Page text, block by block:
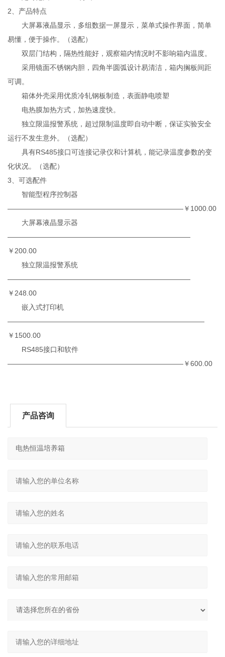
2、产品特点
大屏幕液晶显示，多组数据一屏显示，菜单式操作界面，简单
易懂，便于操作。（选配）
双层门结构，隔热性能好，观察箱内情况时不影响箱内温度。
采用镜面不锈钢内胆，四角半圆弧设计易清洁，箱内搁板间距
可调。
箱体外壳采用优质冷轧钢板制造，表面静电喷塑
电热膜加热方式，加热速度快。
独立限温报警系统，超过限制温度即自动中断，保证实验安全
运行不发生意外。（选配）
具有RS485接口可连接记录仪和计算机，能记录温度参数的变
化状况。（选配）
3、可选配件
智能型程序控制器
—————————————————————————￥1000.00
大屏幕液晶显示器
——————————————————————————
￥200.00
独立限温报警系统
——————————————————————————
￥248.00
嵌入式打印机
————————————————————————————
￥1500.00
RS485接口和软件
—————————————————————————￥600.00
产品咨询